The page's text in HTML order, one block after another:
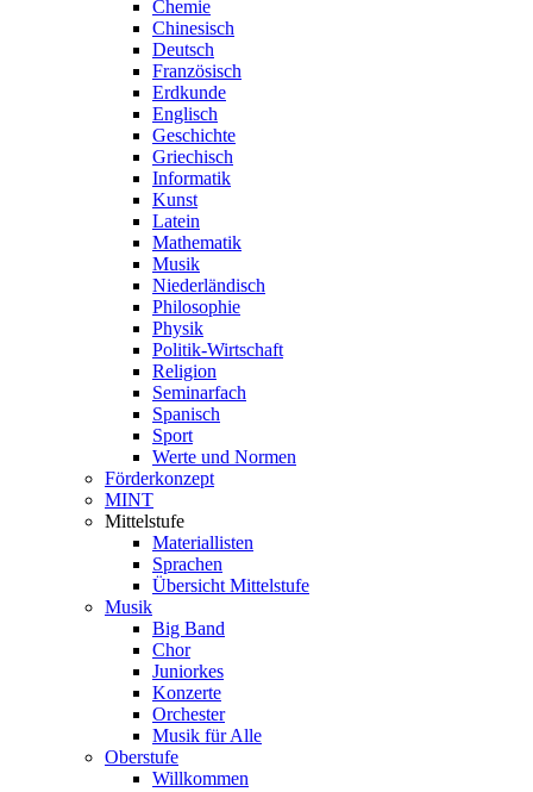
Chemie
Chinesisch
Deutsch
Französisch
Erdkunde
Englisch
Geschichte
Griechisch
Informatik
Kunst
Latein
Mathematik
Musik
Niederländisch
Philosophie
Physik
Politik-Wirtschaft
Religion
Seminarfach
Spanisch
Sport
Werte und Normen
Förderkonzept
MINT
Mittelstufe
Materiallisten
Sprachen
Übersicht Mittelstufe
Musik
Big Band
Chor
Juniorkes
Konzerte
Orchester
Musik für Alle
Oberstufe
Willkommen